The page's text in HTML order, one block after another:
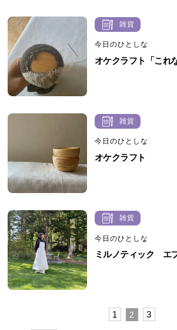
雑貨
今日のひとしな
オケクラフト「これ
雑貨
今日のひとしな
オケクラフト
雑貨
今日のひとしな
ミルノティック エ
1 2 3